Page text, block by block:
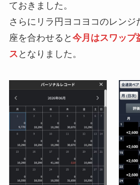
ておきました。
さらにリラ円ヨコヨコのレンジ
座を合わせると 今月はスワップ
ス となりました。